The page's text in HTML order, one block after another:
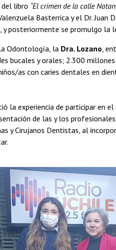
del libro “El crimen de la calle
Basterrica y el Dr. Juan
posteriormente se promulgo la
Odontología, la Dra. Lozano ,
bucales y orales; 2.300
as con caries dentales en
la experiencia de participar en
de las y los
y Cirujanos Dentistas, al